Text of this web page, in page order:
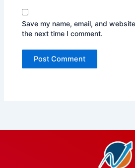
Save my name, email, and
the next time I comment.